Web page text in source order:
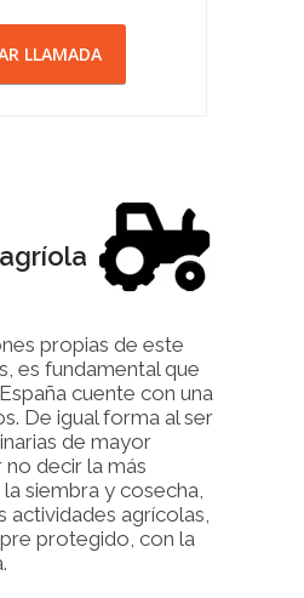
LLAMADA
propias de este
es fundamental que
cuente con una
De igual forma al ser
de mayor
decir la más
siembra y cosecha,
actividades agrícolas,
protegido, con la